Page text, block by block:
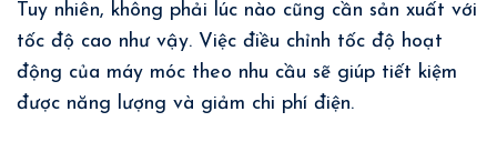
Tuy nhiên, không phải lúc nào cũng cần sản xuất với
tốc độ cao như vậy. Việc điều chỉnh tốc độ hoạt
động của máy móc theo nhu cầu sẽ giúp tiết kiệm
được năng lượng và giảm chi phí điện.